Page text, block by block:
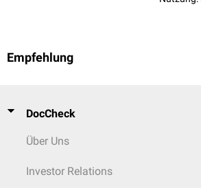
Empfehlung
DocCheck
Über Uns
Investor Relations